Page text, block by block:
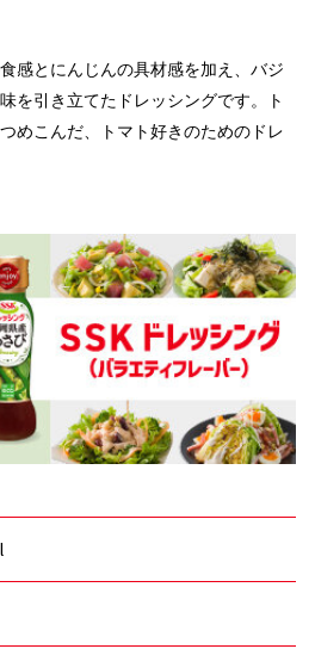
感とにんじんの具材感を加え、バジ
を引き立てたドレッシングです。
ト
めこんだ、トマト好きのためのドレ